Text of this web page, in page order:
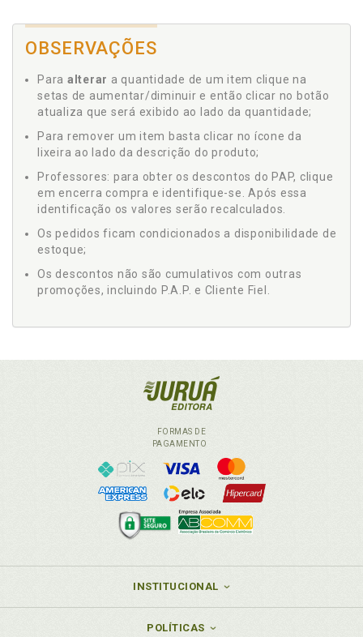
OBSERVAÇÕES
Para alterar a quantidade de um item clique na
setas de aumentar/diminuir e então clicar no botão
atualiza que será exibido ao lado da quantidade;
Para remover um item basta clicar no ícone da
lixeira ao lado da descrição do produto;
Professores: para obter os descontos do PAP, clique
em encerra compra e identifique-se. Após essa
identificação os valores serão recalculados.
Os pedidos ficam condicionados a disponibilidade de
estoque;
Os descontos não são cumulativos com outras
promoções, incluindo P.A.P. e Cliente Fiel.
FORMAS DE
PAGAMENTO
INSTITUCIONAL
POLÍTICAS